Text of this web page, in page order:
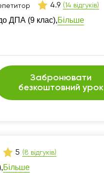
4.9 (14 відгуків)
ДПА (9 клас),Більше
Забронювати
безкоштовний урок
5 (8 відгуків)
Більше